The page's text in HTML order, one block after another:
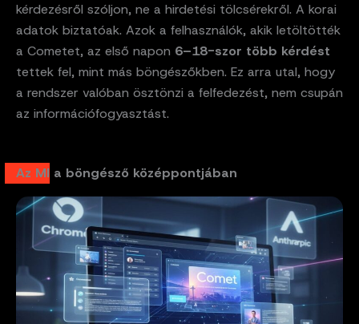
kérdezésről szóljon, ne a hirdetési tölcsérekről. A korai
adatok biztatóak. Azok a felhasználók, akik letöltötték
a Cometet, az első napon 6–18-szor több kérdést
tettek fel, mint más böngészőkben. Ez arra utal, hogy
a rendszer valóban ösztönzi a felfedezést, nem csupán
az információfogyasztást.
Az MI a böngésző középpontjában